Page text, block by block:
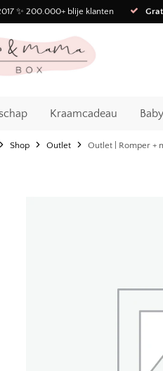
✨ 200.000+ blije klanten
Kraamcadeau
Shop Outlet Outlet | Romper +